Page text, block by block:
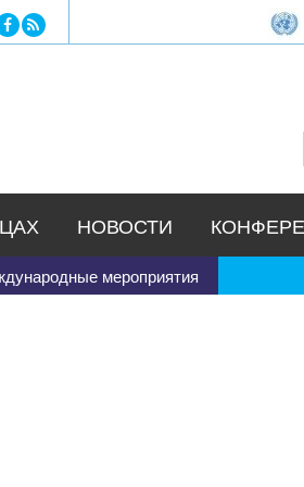
to navigation
мероприятия
НОВОСТИ